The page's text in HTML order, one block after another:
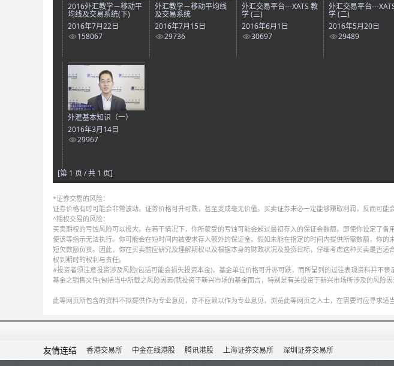
2016外汇教学－移动平
均线及交易系统(下)
2016年7月22日
158067
外汇教学－移动平均线
及交易系统
2016年7月15日
29736
外汇交易平台---XATS 教
学 (三)
2016年6月1日
30697
外汇交易平台---
学 (二)
2016年5月20日
29489
外滙基本知识（一）
2016年3月14日
29967
[第 1 页 / 共 1 页]
*证券交易的风险：
证券价格有时可能会非常波动。证券价格可升可跌，甚至变成毫无价值。买卖证券未必一定能够赚取利润，反而可能会
^期权交易的风险：
买卖期权的亏蚀风险可以极大。在若干情况下，你所蒙受的亏蚀可能会超过最初存入的保证金数额。即使你设定了备
使该等指示无法执行。你可能会在短时间内被要求存入额外的保证金。假如未能在指定的时间内提供所需数额，你
短欠数额负责。因此，你在买卖前应研究及理解期权以及根据本身的财政状况及投资目标，仔细考虑这种买卖是否
权到期时的权利与责任。
#投资者须注意投资涉及风险(包括可能会损失投资本金)，基金单位价格可升亦可跌，而所呈列的过往表现资料并不
基金之销售文件(包括当中所载之风险因素(就投资于新兴市场的基金而言，特别是有关投资于新兴市场所涉及的风险因
此等网页所包含的资料不拟提供作为专业意见，亦不应赖以作为专业意见，浏览此等网页之人士，在需要时应寻求适
友情连结 香港交易所 中金在线港股 腾讯港股 上海证券交易所 深圳证券交易所